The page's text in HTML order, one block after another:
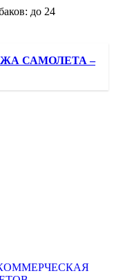
до 24
САМОЛЕТА –
КОММЕРЧЕСКАЯ